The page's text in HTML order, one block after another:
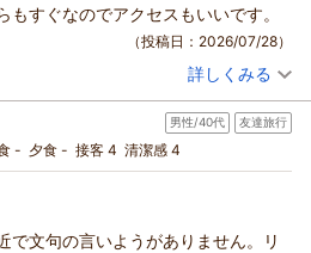
すぐなのでアクセスもいいです。
（投稿日：2026/07/28）
)
事なし］利便性バツグンの大正区で快適ス
事なし
大人一人あたり/税込)
詳しくみる
男性/40代 友達旅行
- 夕食 - 接客 4 清潔感 4
で文句の言いようがありません。リ